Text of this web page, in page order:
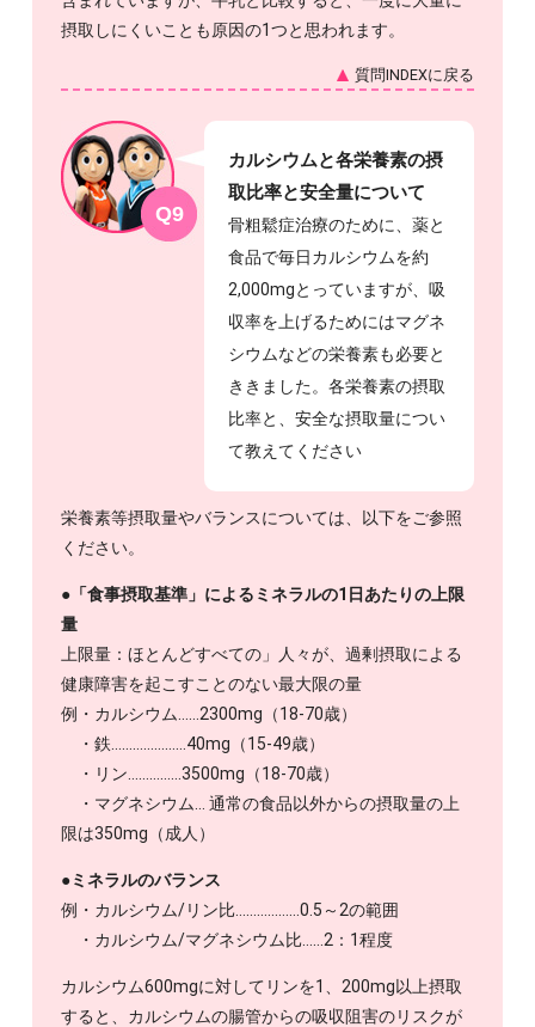
摂取しにくいことも原因の1つと思われます。
質問INDEXに戻る
Q9
カルシウムと各栄養素の摂
取比率と安全量について
骨粗鬆症治療のために、薬と
食品で毎日カルシウムを約
2,000mgとっていますが、吸
収率を上げるためにはマグネ
シウムなどの栄養素も必要と
ききました。各栄養素の摂取
比率と、安全な摂取量につい
て教えてください
栄養素等摂取量やバランスについては、以下をご参照
ください。
●「食事摂取基準」によるミネラルの1日あたりの上限
量
上限量：ほとんどすべての」人々が、過剰摂取による
健康障害を起こすことのない最大限の量
例・カルシウム……2300mg（18-70歳）
・鉄…………………40mg（15-49歳）
・リン……………3500mg（18-70歳）
・マグネシウム… 通常の食品以外からの摂取量の上
限は350mg（成人）
●ミネラルのバランス
例・カルシウム/リン比………………0.5～2の範囲
・カルシウム/マグネシウム比……2：1程度
カルシウム600mgに対してリンを1、200mg以上摂取
すると、カルシウムの腸管からの吸収阻害のリスクが